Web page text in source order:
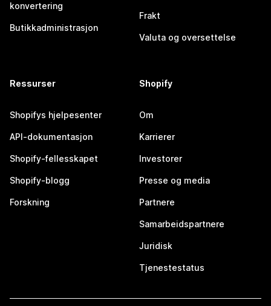
konvertering
Butikkadministrasjon
Frakt
Valuta og oversettelse
Ressurser
Shopifys hjelpesenter
API-dokumentasjon
Shopify-fellesskapet
Shopify-blogg
Forskning
Shopify
Om
Karrierer
Investorer
Presse og media
Partnere
Samarbeidspartnere
Juridisk
Tjenestestatus